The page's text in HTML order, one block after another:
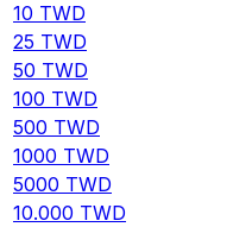
10 TWD
25 TWD
50 TWD
100 TWD
500 TWD
1000 TWD
5000 TWD
10.000 TWD